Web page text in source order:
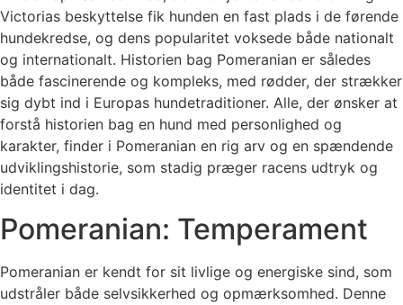
Victorias beskyttelse fik hunden en fast plads i de førende
hundekredse, og dens popularitet voksede både nationalt
og internationalt. Historien bag Pomeranian er således
både fascinerende og kompleks, med rødder, der strækker
sig dybt ind i Europas hundetraditioner. Alle, der ønsker at
forstå historien bag en hund med personlighed og
karakter, finder i Pomeranian en rig arv og en spændende
udviklingshistorie, som stadig præger racens udtryk og
identitet i dag.
Pomeranian: Temperament
Pomeranian er kendt for sit livlige og energiske sind, som
udstråler både selvsikkerhed og opmærksomhed. Denne